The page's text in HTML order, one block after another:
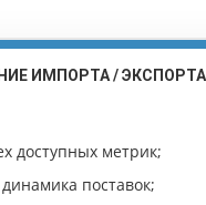
ИМПОРТА / ЭКСПОРТА
доступных метрик;
поставок;